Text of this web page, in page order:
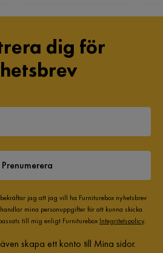
dig för
Prenumerera
jag att jag vill ha Furniturebox nyhetsbrev
mina personuppgifter för att kunna skicka
till mig enligt Furniturebox Integritetspolicy.
skapa ett konto till Mina sidor.